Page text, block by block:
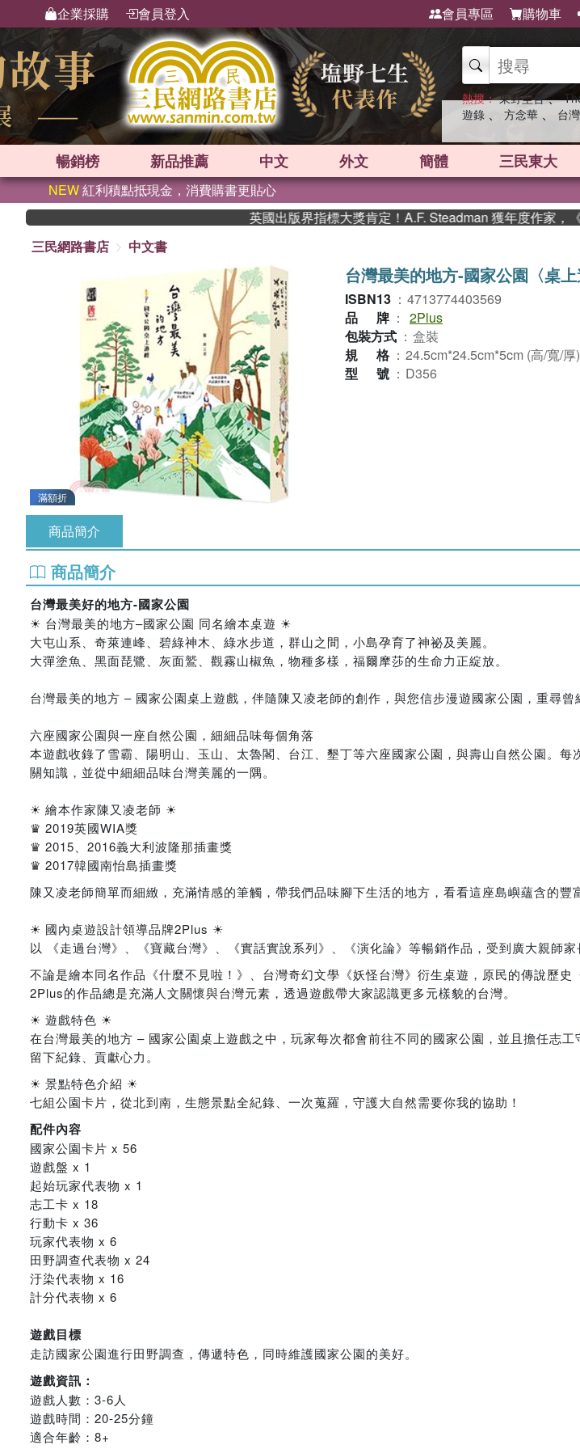
企業採購 會員登入 會員專區 購物車
熱搜： 東野圭吾 、
遊錄 、 方念華 、 台
暢銷榜 新品推薦 中文 外文 簡體 三民東大
NEW紅利積點抵現金，消費購書更貼心
英國出版界指標大獎肯定！A.F. Steadman 獲年度作家，《史坎德》系
三民網路書店
中文書
滿額折
台灣最美的地方-國家公園〈桌上
ISBN13 ： 4713774403569
品牌 ： 2Plus
包裝方式 ： 盒裝
規格 ： 24.5cm*24.5cm*5cm (高/寬/厚)
型號 ： D356
商品簡介
商品簡介
台灣最美好的地方-國家公園
☀ 台灣最美的地方–國家公園 同名繪本桌遊 ☀
大屯山系、奇萊連峰、碧綠神木、綠水步道，群山之間，小島孕育了神祕及美麗。
大彈塗魚、黑面琵鷺、灰面鷲、觀霧山椒魚，物種多樣，福爾摩莎的生命力正綻放。
台灣最美的地方 – 國家公園桌上遊戲，伴隨陳又凌老師的創作，與您信步漫遊國家公園，重尋曾
六座國家公園與一座自然公園，細細品味每個角落
本遊戲收錄了雪霸、陽明山、玉山、太魯閣、台江、墾丁等六座國家公園，與壽山自然公園。
關知識，並從中細細品味台灣美麗的一隅。
☀ 繪本作家陳又凌老師 ☀
♛ 2019英國WIA獎
♛ 2015、2016義大利波隆那插畫獎
♛ 2017韓國南怡島插畫獎
陳又凌老師簡單而細緻，充滿情感的筆觸，帶我們品味腳下生活的地方，看看這座島嶼蘊含的豐
☀ 國內桌遊設計領導品牌2Plus ☀
以 《走過台灣》、《寶藏台灣》、《實話實說系列》、《演化論》等暢銷作品，受到廣大親師家
不論是繪本同名作品《什麼不見啦！》、台灣奇幻文學《妖怪台灣》衍生桌遊，原民的傳說歷史
2Plus的作品總是充滿人文關懷與台灣元素，透過遊戲帶大家認識更多元樣貌的台灣。
☀ 遊戲特色 ☀
在台灣最美的地方 – 國家公園桌上遊戲之中，玩家每次都會前往不同的國家公園，並且擔任志
留下紀錄、貢獻心力。
☀ 景點特色介紹 ☀
七組公園卡片，從北到南，生態景點全紀錄、一次蒐羅，守護大自然需要你我的協助！
配件內容
國家公園卡片 x 56
遊戲盤 x 1
起始玩家代表物 x 1
志工卡 x 18
行動卡 x 36
玩家代表物 x 6
田野調查代表物 x 24
汙染代表物 x 16
計分代表物 x 6
遊戲目標
走訪國家公園進行田野調查，傳遞特色，同時維護國家公園的美好。
遊戲資訊：
遊戲人數：3-6人
遊戲時間：20-25分鐘
適合年齡：8+